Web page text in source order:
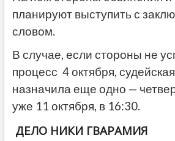
планируют выступить с
словом.
В случае, если стороны не
процесс 4 октября,
назначила еще одно —
уже 11 октября, в 16:30.
ДЕЛО НИКИ ГВАРАМИЯ